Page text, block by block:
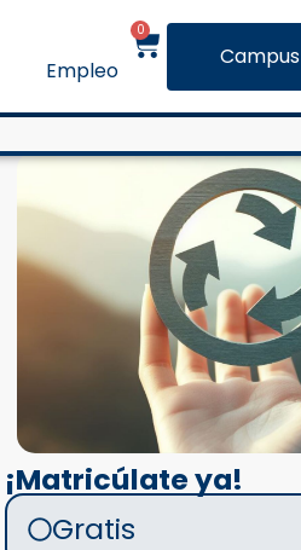
Empleo
0
Campus
¡Matricúlate ya!
Gratis